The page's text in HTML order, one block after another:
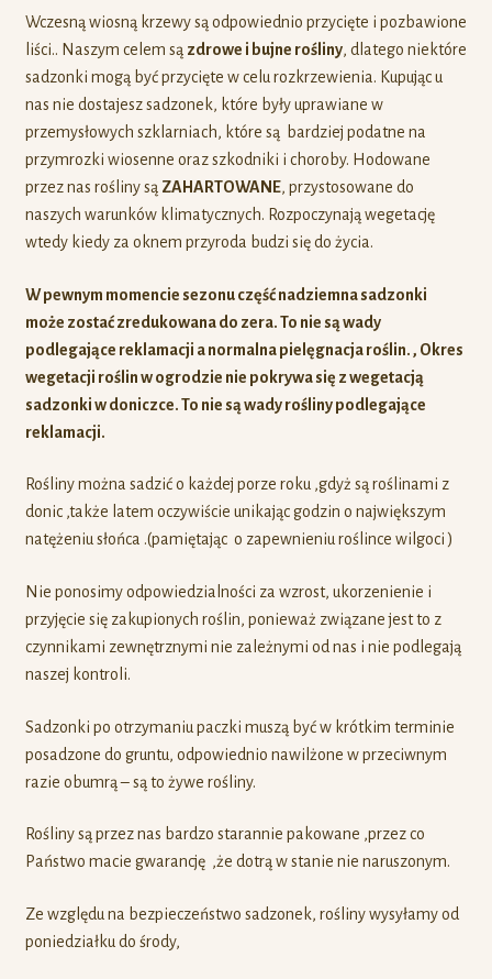
Wczesną wiosną krzewy są odpowiednio przycięte i pozbawione
liści.. Naszym celem są zdrowe i bujne rośliny, dlatego niektóre
sadzonki mogą być przycięte w celu rozkrzewienia. Kupując u
nas nie dostajesz sadzonek, które były uprawiane w
przemysłowych szklarniach, które są bardziej podatne na
przymrozki wiosenne oraz szkodniki i choroby. Hodowane
przez nas rośliny są ZAHARTOWANE, przystosowane do
naszych warunków klimatycznych. Rozpoczynają wegetację
wtedy kiedy za oknem przyroda budzi się do życia.
W pewnym momencie sezonu część nadziemna sadzonki
może zostać zredukowana do zera. To nie są wady
podlegające reklamacji a normalna pielęgnacja roślin. , Okres
wegetacji roślin w ogrodzie nie pokrywa się z wegetacją
sadzonki w doniczce. To nie są wady rośliny podlegające
reklamacji.
Rośliny można sadzić o każdej porze roku ,gdyż są roślinami z
donic ,także latem oczywiście unikając godzin o największym
natężeniu słońca .(pamiętając o zapewnieniu roślince wilgoci )
Nie ponosimy odpowiedzialności za wzrost, ukorzenienie i
przyjęcie się zakupionych roślin, ponieważ związane jest to z
czynnikami zewnętrznymi nie zależnymi od nas i nie podlegają
naszej kontroli.
Sadzonki po otrzymaniu paczki muszą być w krótkim terminie
posadzone do gruntu, odpowiednio nawilżone w przeciwnym
razie obumrą – są to żywe rośliny.
Rośliny są przez nas bardzo starannie pakowane ,przez co
Państwo macie gwarancję ,że dotrą w stanie nie naruszonym.
Ze względu na bezpieczeństwo sadzonek, rośliny wysyłamy od
poniedziałku do środy,